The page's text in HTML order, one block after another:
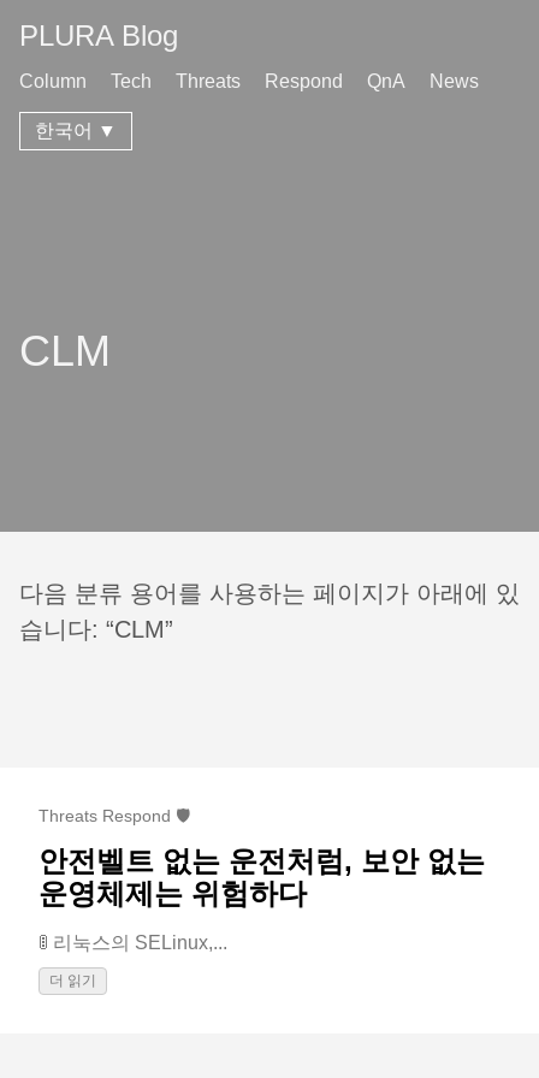
PLURA Blog
Column Tech Threats Respond QnA News
한국어 ▼
CLM
다음 분류 용어를 사용하는 페이지가 아래에 있
습니다: “CLM”
Threats Respond 🛡️
안전벨트 없는 운전처럼, 보안 없는
운영체제는 위험하다
🚦 리눅스의 SELinux,...
더 읽기